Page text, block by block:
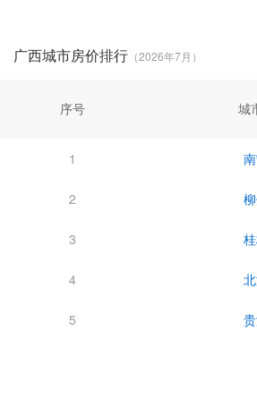
广西城市房价排行 （2026年7月）
序号 城
1
2
3
4
5